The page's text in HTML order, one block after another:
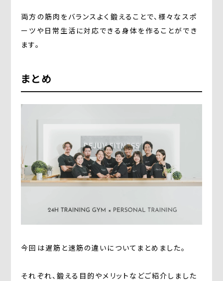
両方の筋肉をバランスよく鍛えることで、様々なスポ
ーツや日常生活に対応できる身体を作ることができ
ます。
まとめ
今回は遅筋と速筋の違いについてまとめました。
それぞれ、鍛える目的やメリットなどご紹介しました